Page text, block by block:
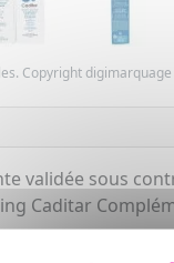
Copyright digimarquage
validée sous
Caditar